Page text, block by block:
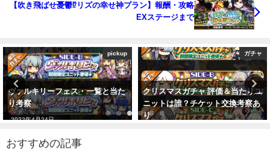
【吹き飛ばせ憂鬱⁉リズの幸せ神プラン】報酬・攻略
EXステージまで
pickup
ーフェス・一覧と当た
24日
ガチャ
クリスマスガチャ 評価＆当たりユ
ニットは誰？チケット交換考察あ
り
ゾロア
2022年6
おすすめの記事